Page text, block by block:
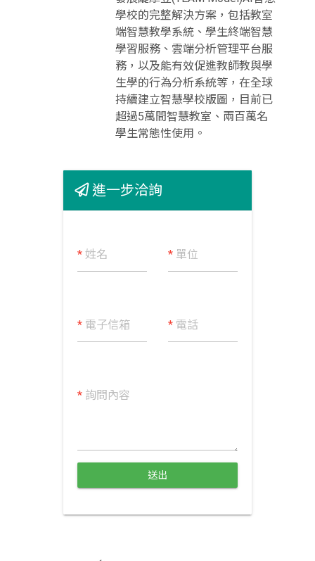
學校的完整解決方案，包括教室
端智慧教學系統、學生終端智慧
學習服務、雲端分析管理平台服
務，以及能有效促進教師教與學
生學的行為分析系統等，在全球
持續建立智慧學校版圖，目前已
超過5萬間智慧教室、兩百萬名
學生常態性使用。
進一步洽詢
*姓名 * 單位
*電子信箱 * 電話
*詢問內容
送出